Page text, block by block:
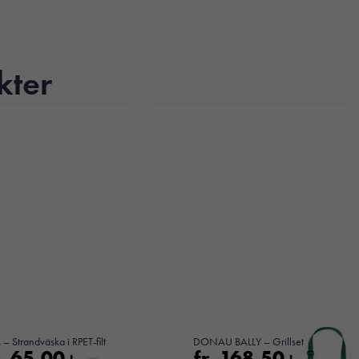
– Strandväska i RPET-filt DONAU BALLY – Grillset